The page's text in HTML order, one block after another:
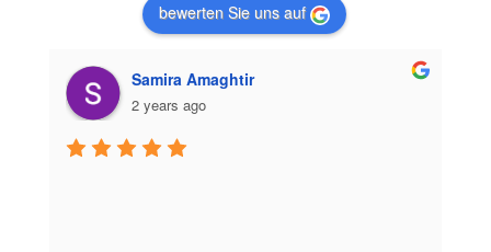
bewerten Sie uns auf
Samira Amaghtir
2 years ago